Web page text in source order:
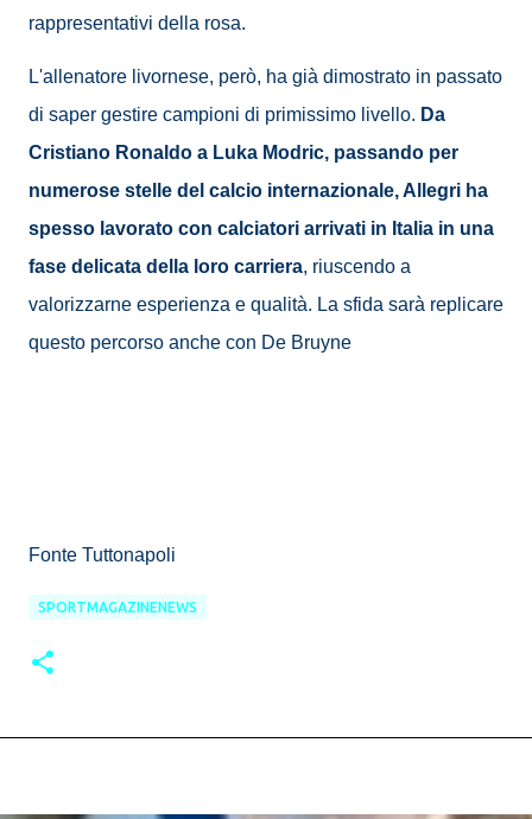
rappresentativi della rosa.
L'allenatore livornese, però, ha già dimostrato in passato
di saper gestire campioni di primissimo livello. Da
Cristiano Ronaldo a Luka Modric, passando per
numerose stelle del calcio internazionale, Allegri ha
spesso lavorato con calciatori arrivati in Italia in una
fase delicata della loro carriera, riuscendo a
valorizzarne esperienza e qualità. La sfida sarà replicare
questo percorso anche con De Bruyne
Fonte Tuttonapoli
SPORTMAGAZINENEWS